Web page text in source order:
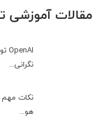
مقالات آموزشی
نگرانی...
نکات مهم
هو...